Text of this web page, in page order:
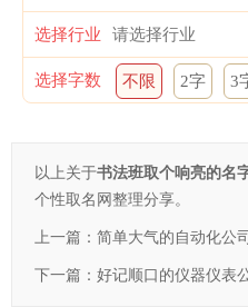
选择行业
选择字数 不限 2字 3
以上关于书法班取个响亮的名
个性取名网整理分享。
上一篇： 简单大气的自动化公
下一篇： 好记顺口的仪器仪表